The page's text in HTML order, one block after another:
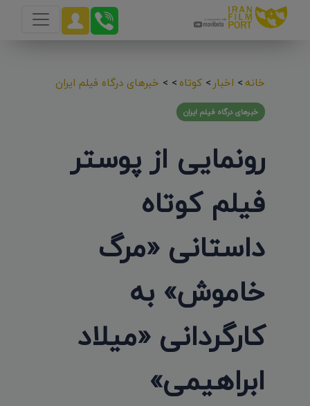
خانه> اخبار> کوتاه>
> خبرهای درگاه فیلم ایران
خبرهای درگاه فیلم ایران
رونمایی از پوستر
فیلم کوتاه
داستانی «مرگ
خاموش» به
کارگردانی «میلاد
ابراهیمی»